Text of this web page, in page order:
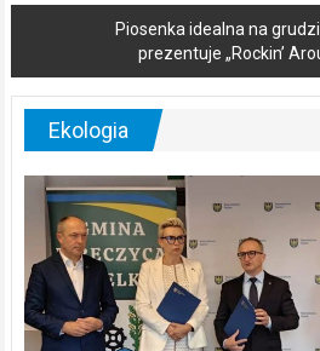
Piosenka idealna na
prezentuje „Rockin’
Ekologia